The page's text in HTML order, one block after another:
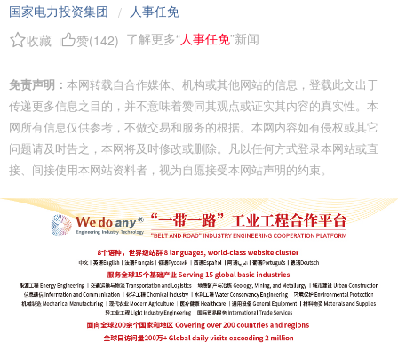
国家电力投资集团 / 人事任免
收藏
赞(142) 了解更多“ 人事任免”新闻
免责声明： 本网转载自合作媒体、机构或其他网站的信息，登载此文出于
传递更多信息之目的，并不意味着赞同其观点或证实其内容的真实性。本
网所有信息仅供参考，不做交易和服务的根据。本网内容如有侵权或其它
问题请及时告之，本网将及时修改或删除。凡以任何方式登录本网站或直
接、间接使用本网站资料者，视为自愿接受本网站声明的约束。